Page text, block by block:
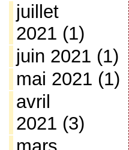
juillet
2021 (1)
juin 2021 (1)
mai 2021 (1)
avril
2021 (3)